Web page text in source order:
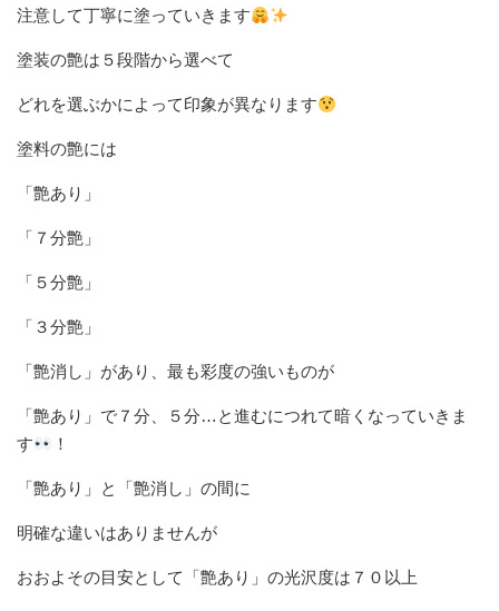
注意して丁寧に塗っていきます
塗装の艶は５段階から選べて
どれを選ぶかによって印象が異なります
塗料の艶には
「艶あり」
「７分艶」
「５分艶」
「３分艶」
「艶消し」があり、最も彩度の強いものが
「艶あり」で７分、５分…と進むにつれて暗くなっていきま
す
！
「艶あり」と「艶消し」の間に
明確な違いはありませんが
おおよその目安として「艶あり」の光沢度は７０以上